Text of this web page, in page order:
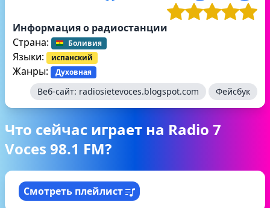
Информация о радиостанции
Страна:
Боливия
Языки: испанский
Жанры: Духовная
Веб-сайт: radiosietevoces.blogspot.com Фейсбук
Что сейчас играет на Radio 7
Voces 98.1 FM?
Смотреть плейлист